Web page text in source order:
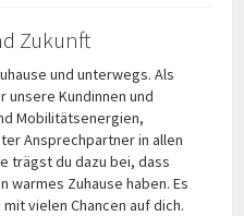
Zukunft
und unterwegs. Als
Kundinnen und
Mobilitätsenergien,
Ansprechpartner in allen
trägst du dazu bei, dass
warmes Zuhause haben. Es
vielen Chancen auf dich.